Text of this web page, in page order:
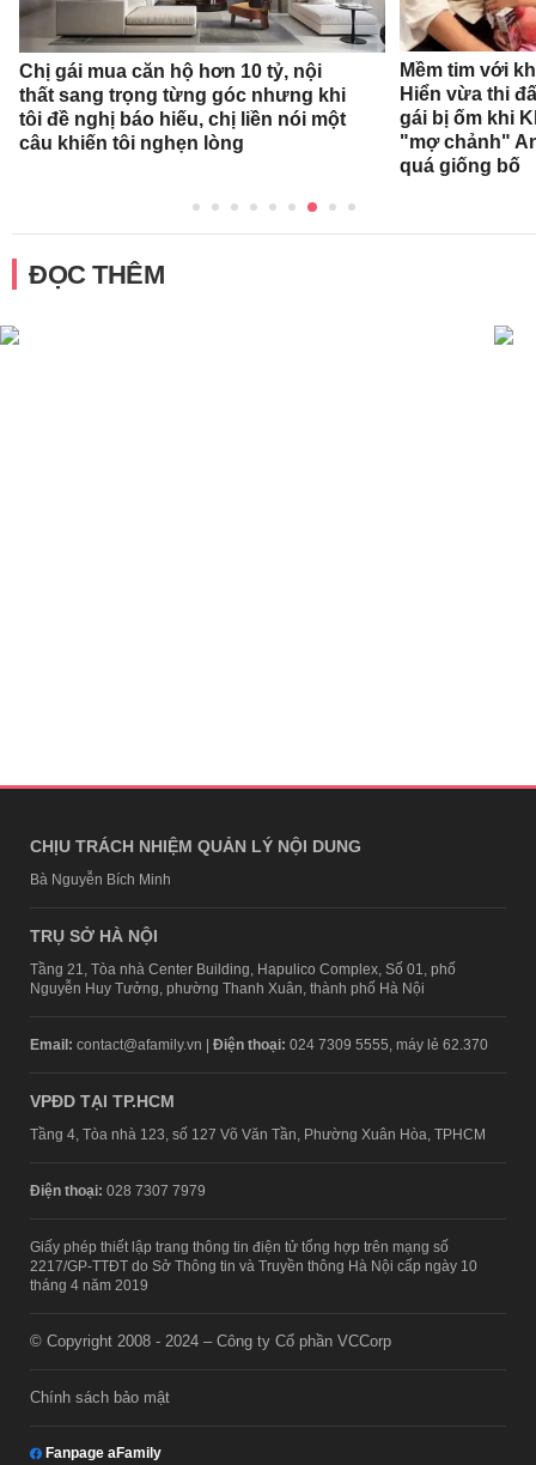
Chị gái mua căn hộ hơn 10 tỷ, nội
thất sang trọng từng góc nhưng khi
tôi đề nghị báo hiếu, chị liền nói một
câu khiến tôi nghẹn lòng
Mềm tim với
Hiển vừa thi
gái bị ốm khi
"mợ chảnh"
quá giống bố
ĐỌC THÊM
CHỊU TRÁCH NHIỆM QUẢN LÝ NỘI DUNG
Bà Nguyễn Bích Minh
TRỤ SỞ HÀ NỘI
Tầng 21, Tòa nhà Center Building, Hapulico Complex, Số 01, phố
Nguyễn Huy Tưởng, phường Thanh Xuân, thành phố Hà Nội
Email: contact@afamily.vn | Điện thoại: 024 7309 5555, máy lẻ 62.370
VPĐD TẠI TP.HCM
Tầng 4, Tòa nhà 123, số 127 Võ Văn Tần, Phường Xuân Hòa, TPHCM
Điện thoại: 028 7307 7979
Giấy phép thiết lập trang thông tin điện tử tổng hợp trên mạng số
2217/GP-TTĐT do Sở Thông tin và Truyền thông Hà Nội cấp ngày 10
tháng 4 năm 2019
© Copyright 2008 - 2024 – Công ty Cổ phần VCCorp
Chính sách bảo mật
Fanpage aFamily